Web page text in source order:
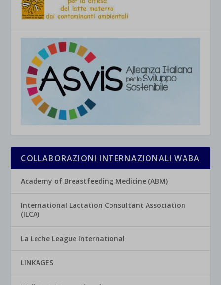
COLLABORAZIONI INTERNAZIONALI WABA
Academy of Breastfeeding Medicine (ABM)
International Lactation Consultant Association
(ILCA)
La Leche League International
LINKAGES